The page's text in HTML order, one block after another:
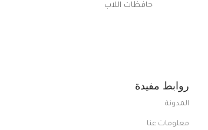
حافظات اللاب
روابط مفيدة
المدونة
معلومات عنا